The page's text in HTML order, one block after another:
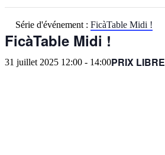
Série d'événement : FicàTable Midi !
FicàTable Midi !
31 juillet 2025 12:00 - 14:00PRIX LIBRE